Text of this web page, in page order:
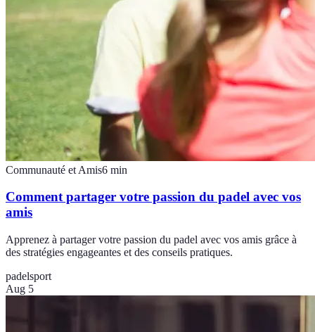
Communauté et Amis6 min
Comment partager votre passion du padel avec vos
amis
Apprenez à partager votre passion du padel avec vos amis grâce à
des stratégies engageantes et des conseils pratiques.
padelsport
Aug 5